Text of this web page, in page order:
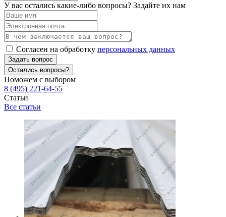
У вас остались какие-либо вопросы? Задайте их нам
Согласен на обработку персональных данных
Задать вопрос
Остались вопросы?
Поможем с выбором
8 (495) 221-64-55
Статьи
Все статьи